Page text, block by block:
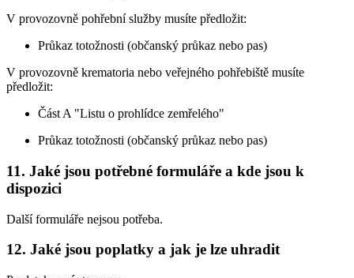
V provozovně pohřební služby musíte předložit:
Průkaz totožnosti (občanský průkaz nebo pas)
V provozovně krematoria nebo veřejného pohřebiště musíte
předložit:
Část A "Listu o prohlídce zemřelého"
Průkaz totožnosti (občanský průkaz nebo pas)
11. Jaké jsou potřebné formuláře a kde jsou k
dispozici
Další formuláře nejsou potřeba.
12. Jaké jsou poplatky a jak je lze uhradit